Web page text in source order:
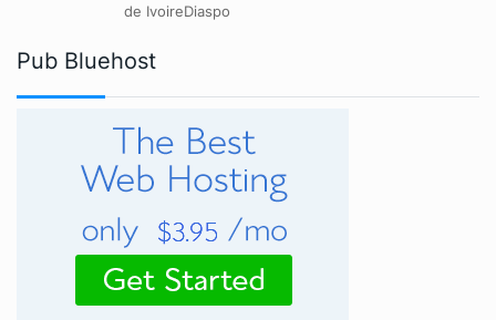
de IvoireDiaspo
Pub Bluehost